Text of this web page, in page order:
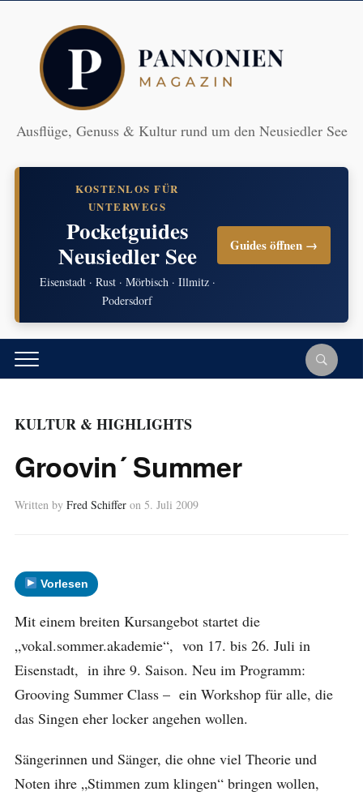
Ausflüge, Genuss & Kultur rund um den Neusiedler See
KOSTENLOS FÜR
UNTERWEGS
Pocketguides
Neusiedler See
Eisenstadt · Rust · Mörbisch · Illmitz ·
Podersdorf
Guides öffnen →
KULTUR & HIGHLIGHTS
Groovin´ Summer
Written by Fred Schiffer on 5. Juli 2009
Vorlesen
Mit einem breiten Kursangebot startet die
„vokal.sommer.akademie“, von 17. bis 26. Juli in
Eisenstadt, in ihre 9. Saison. Neu im Programm:
Grooving Summer Class – ein Workshop für alle, die
das Singen eher locker angehen wollen.
Sängerinnen und Sänger, die ohne viel Theorie und
Noten ihre „Stimmen zum klingen“ bringen wollen,